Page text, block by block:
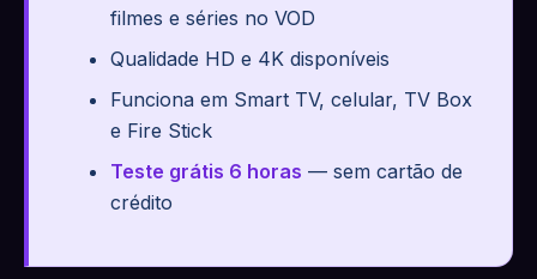
filmes e séries no VOD
Qualidade HD e 4K disponíveis
Funciona em Smart TV, celular, TV Box
e Fire Stick
Teste grátis 6 horas — sem cartão de
crédito